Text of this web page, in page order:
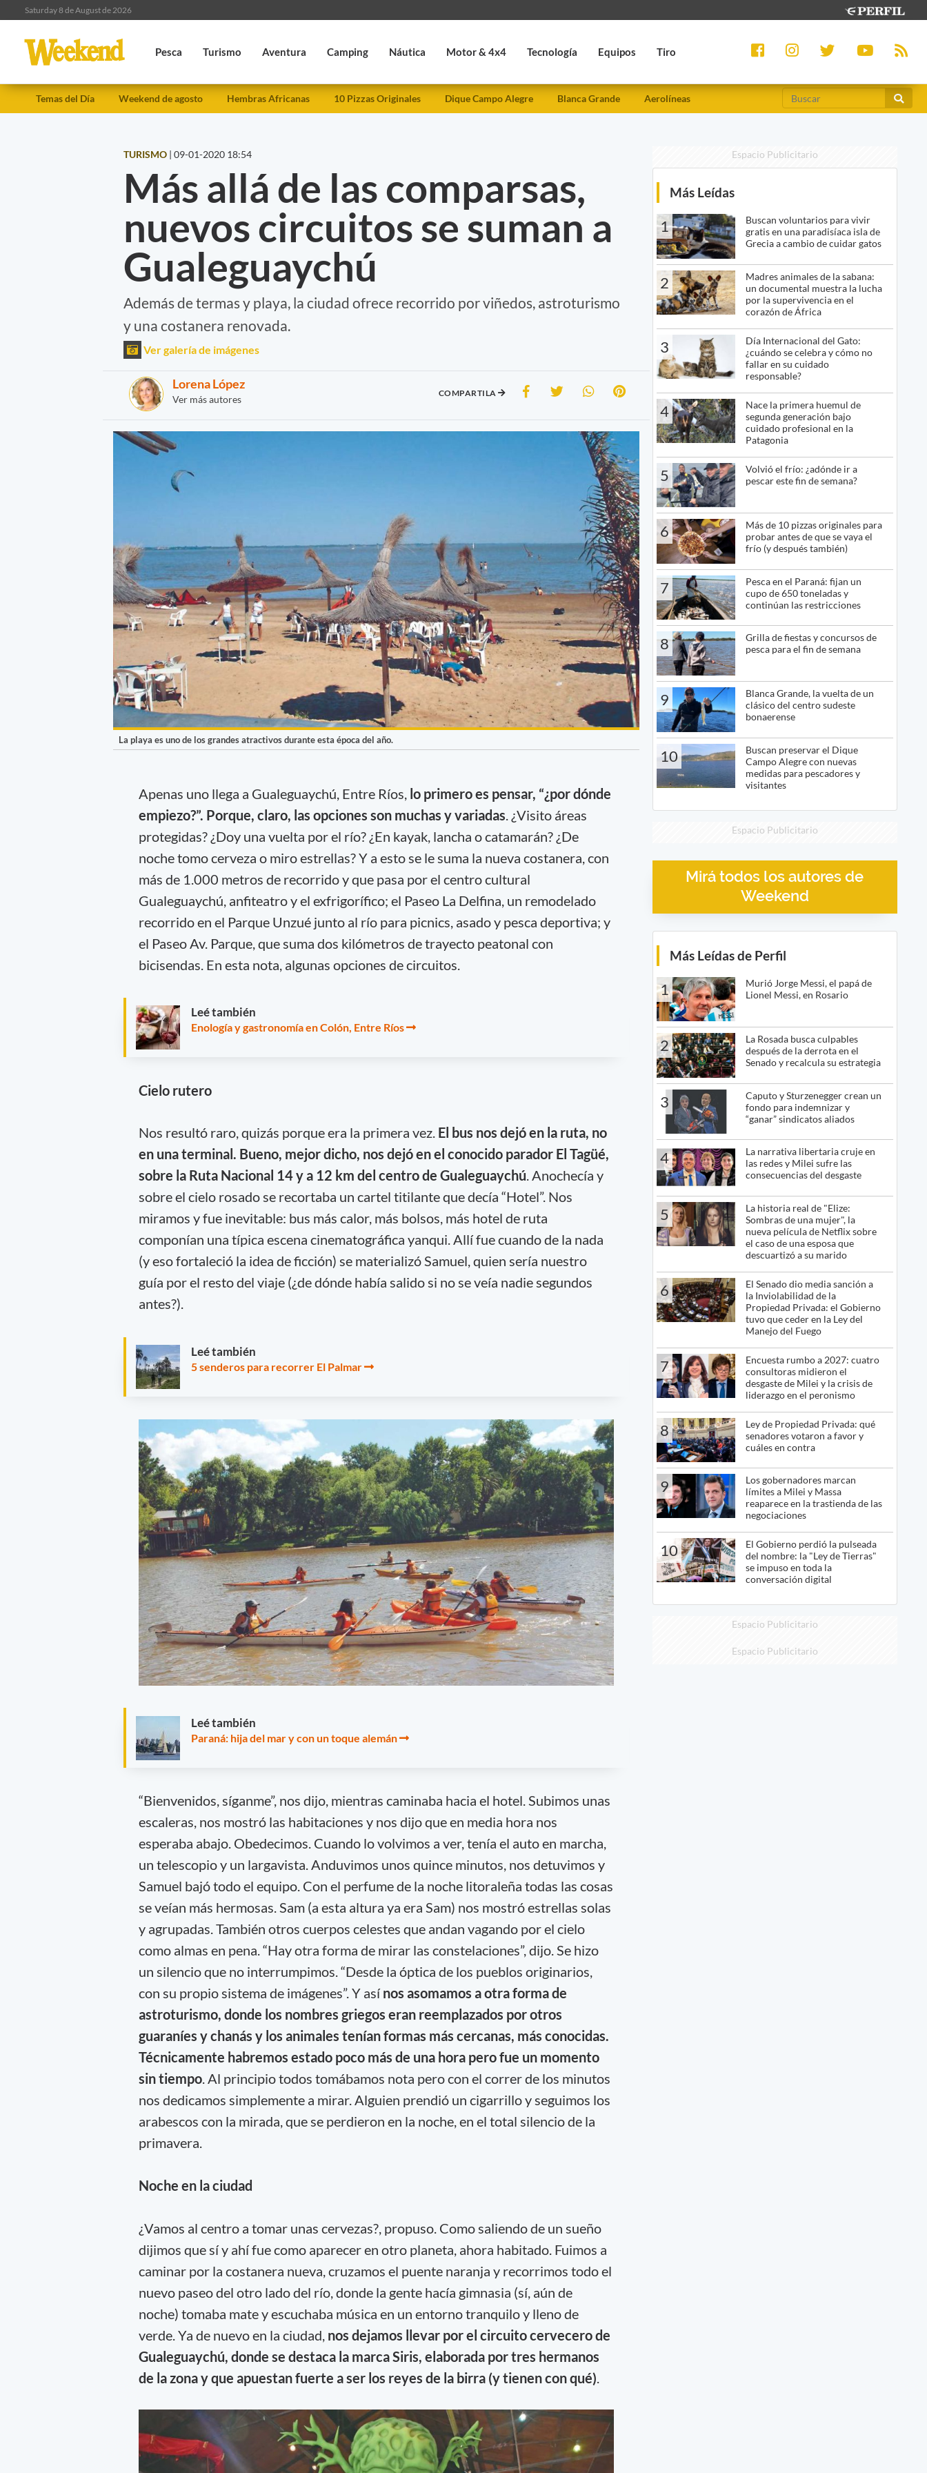
Saturday 8 de August de 2026
Pesca Turismo Aventura Camping Náutica Motor & 4x4 Tecnología Equipos Tiro
Temas del Día Weekend de agosto Hembras Africanas 10 Pizzas Originales Dique Campo Alegre Blanca Grande Aerolíneas
TURISMO | 09-01-2020 18:54
Más allá de las comparsas,
nuevos circuitos se suman a
Gualeguaychú
Además de termas y playa, la ciudad ofrece recorrido por viñedos, astroturismo
y una costanera renovada.
Ver galería de imágenes
Lorena López
Ver más autores
COMPARTILA
La playa es uno de los grandes atractivos durante esta época del año.
Apenas uno llega a Gualeguaychú, Entre Ríos, lo primero es pensar, “¿por dónde
empiezo?”. Porque, claro, las opciones son muchas y variadas . ¿Visito áreas
protegidas? ¿Doy una vuelta por el río? ¿En kayak, lancha o catamarán? ¿De
noche tomo cerveza o miro estrellas? Y a esto se le suma la nueva costanera, con
más de 1.000 metros de recorrido y que pasa por el centro cultural
Gualeguaychú, anfiteatro y el exfrigorífico; el Paseo La Delfina, un remodelado
recorrido en el Parque Unzué junto al río para picnics, asado y pesca deportiva; y
el Paseo Av. Parque, que suma dos kilómetros de trayecto peatonal con
bicisendas. En esta nota, algunas opciones de circuitos.
Leé también
Enología y gastronomía en Colón, Entre Ríos
Cielo rutero
Nos resultó raro, quizás porque era la primera vez.El bus nos dejó en la ruta, no
en una terminal. Bueno, mejor dicho, nos dejó en el conocido parador El Tagüé,
sobre la Ruta Nacional 14 y a 12 km del centro de Gualeguaychú. Anochecía y
sobre el cielo rosado se recortaba un cartel titilante que decía “Hotel”. Nos
miramos y fue inevitable: bus más calor, más bolsos, más hotel de ruta
componían una típica escena cinematográfica yanqui. Allí fue cuando de la nada
(y eso fortaleció la idea de ficción) se materializó Samuel, quien sería nuestro
guía por el resto del viaje (¿de dónde había salido si no se veía nadie segundos
antes?).
Leé también
5 senderos para recorrer El Palmar
Leé también
Paraná: hija del mar y con un toque alemán
“Bienvenidos, síganme”, nos dijo, mientras caminaba hacia el hotel. Subimos unas
escaleras, nos mostró las habitaciones y nos dijo que en media hora nos
esperaba abajo. Obedecimos. Cuando lo volvimos a ver, tenía el auto en marcha,
un telescopio y un largavista. Anduvimos unos quince minutos, nos detuvimos y
Samuel bajó todo el equipo. Con el perfume de la noche litoraleña todas las cosas
se veían más hermosas. Sam (a esta altura ya era Sam) nos mostró estrellas solas
y agrupadas. También otros cuerpos celestes que andan vagando por el cielo
como almas en pena. “Hay otra forma de mirar las constelaciones”, dijo. Se hizo
un silencio que no interrumpimos. “Desde la óptica de los pueblos originarios,
con su propio sistema de imágenes”. Y asínos asomamos a otra forma de
astroturismo, donde los nombres griegos eran reemplazados por otros
guaraníes y chanás y los animales tenían formas más cercanas, más conocidas.
Técnicamente habremos estado poco más de una hora pero fue un momento
sin tiempo. Al principio todos tomábamos nota pero con el correr de los minutos
nos dedicamos simplemente a mirar. Alguien prendió un cigarrillo y seguimos los
arabescos con la mirada, que se perdieron en la noche, en el total silencio de la
primavera.
Noche en la ciudad
¿Vamos al centro a tomar unas cervezas?, propuso. Como saliendo de un sueño
dijimos que sí y ahí fue como aparecer en otro planeta, ahora habitado. Fuimos a
caminar por la costanera nueva, cruzamos el puente naranja y recorrimos todo el
nuevo paseo del otro lado del río, donde la gente hacía gimnasia (sí, aún de
noche) tomaba mate y escuchaba música en un entorno tranquilo y lleno de
verde. Ya de nuevo en la ciudad, nos dejamos llevar por el circuito cervecero de
Gualeguaychú, donde se destaca la marca Siris, elaborada por tres hermanos
de la zona y que apuestan fuerte a ser los reyes de la birra (y tienen con qué)
Espacio Publicitario
Más Leídas
1
Buscan voluntarios para vivir
gratis en una paradisíaca isla de
Grecia a cambio de cuidar gatos
2
Madres animales de la sabana:
un documental muestra la lucha
por la supervivencia en el
corazón de África
3
Día Internacional del Gato:
¿cuándo se celebra y cómo no
fallar en su cuidado
responsable?
4
Nace la primera huemul de
segunda generación bajo
cuidado profesional en la
Patagonia
5
Volvió el frío: ¿adónde ir a
pescar este fin de semana?
6
Más de 10 pizzas originales para
probar antes de que se vaya el
frío (y después también)
7
Pesca en el Paraná: fijan un
cupo de 650 toneladas y
continúan las restricciones
8
Grilla de fiestas y concursos de
pesca para el fin de semana
9
Blanca Grande, la vuelta de un
clásico del centro sudeste
bonaerense
10
Buscan preservar el Dique
Campo Alegre con nuevas
medidas para pescadores y
visitantes
Espacio Publicitario
Mirá todos los autores de
Weekend
Más Leídas de Perfil
1
Murió Jorge Messi, el papá de
Lionel Messi, en Rosario
2
La Rosada busca culpables
después de la derrota en el
Senado y recalcula su estrategia
3
Caputo y Sturzenegger crean un
fondo para indemnizar y
“ganar” sindicatos aliados
4
La narrativa libertaria cruje en
las redes y Milei sufre las
consecuencias del desgaste
5
La historia real de "Elize:
Sombras de una mujer", la
nueva película de Netflix sobre
el caso de una esposa que
descuartizó a su marido
6
El Senado dio media sanción a
la Inviolabilidad de la
Propiedad Privada: el Gobierno
tuvo que ceder en la Ley del
Manejo del Fuego
7
Encuesta rumbo a 2027: cuatro
consultoras midieron el
desgaste de Milei y la crisis de
liderazgo en el peronismo
8
Ley de Propiedad Privada: qué
senadores votaron a favor y
cuáles en contra
9
Los gobernadores marcan
límites a Milei y Massa
reaparece en la trastienda de las
negociaciones
10
El Gobierno perdió la pulseada
del nombre: la "Ley de Tierras"
se impuso en toda la
conversación digital
Espacio Publicitario
Espacio Publicitario